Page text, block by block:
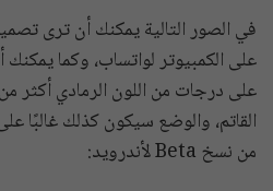
في الصور التالية يمكنك أن ترى
على الكمبيوتر لواتساب، وكما
على درجات من اللون الرمادي أكثر
القاتم، والوضع سيكون كذلك غالبًا
من نسخ Beta لأندرويد: